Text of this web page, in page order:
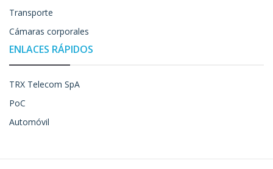
Transporte
Cámaras corporales
ENLACES RÁPIDOS
TRX Telecom SpA
PoC
Automóvil